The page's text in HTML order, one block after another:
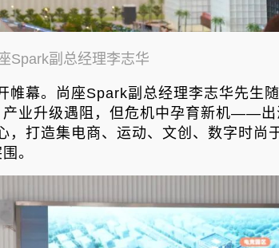
Spark副总经理李志华
帷幕。尚座Spark副总经理李志华先生
业升级遇阻，但危机中孕育新机——出
，打造集电商、运动、文创、数字时尚
。